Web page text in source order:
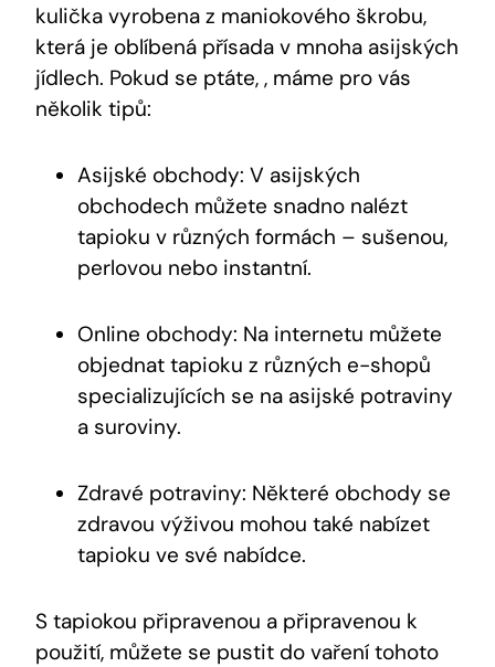
kulička vyrobena z maniokového škrobu,
která je oblíbená přísada v mnoha asijských
jídlech. Pokud se ptáte, , máme pro vás
několik tipů:
Asijské obchody: V asijských
obchodech můžete snadno nalézt
tapioku v různých formách – sušenou,
perlovou nebo instantní.
Online obchody: Na internetu můžete
objednat tapioku z různých e-shopů
specializujících se na asijské potraviny
a suroviny.
Zdravé potraviny: Některé obchody se
zdravou výživou mohou také nabízet
tapioku ve své nabídce.
S tapiokou připravenou a připravenou k
použití, můžete se pustit do vaření tohoto